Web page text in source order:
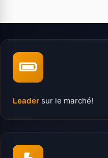
Leader sur le marché!